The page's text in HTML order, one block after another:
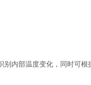
内部温度变化，同时可根